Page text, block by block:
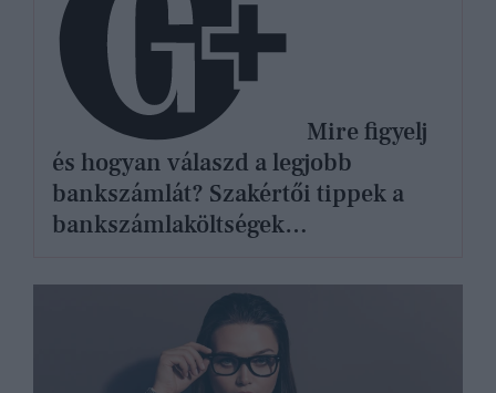
és hogyan válaszd a legjobb
bankszámlát? Szakértői tippek a
bankszámlaköltségek